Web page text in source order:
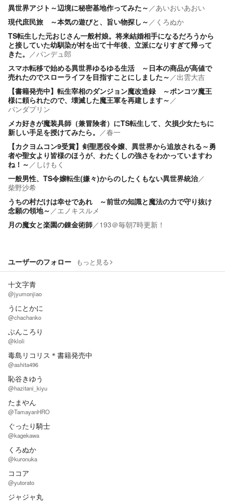
異世界アジト～辺境に秘密基地作ってみた～ ／あいおいあおい
現代庶民旅 ～本気の遊びと、旨い物探し～ ／ くろぬか
TS転生した元おじさん一般村娘。将来結婚相手になるだろうから
と接していた幼馴染が村を出て十年後、立派になりすぎて帰って
きた。 ／パンデュ郎
スマホ転移で始める異世界ゆるゆる生活 ～日本の商品が高値で
売れたのでスローライフを目指すことにしました～ ／出雲大吉
【書籍発売中】転生宰相のダンジョン魔改造録 ～ポンコツ魔王
様に頼られたので、壊滅した魔王軍を再建します～ ／
パンダプリン
メカ好きが魔装具師（兼冒険者）にTS転生して、欠損少女たちに
新しい手足を授けてみたら。 ／春一
【カクヨムコン9受賞】剣聖悪役令嬢、異世界から追放される～勇
者や聖女より皆様のほうが、わたくしの強さをわかっていますわ
ね！～ ／ しけもく
一般男性、TS令嬢転生(嫌々)からのしたくもない異世界統治／
柴野沙希
うちの村だけは幸せであれ ～前世の知識と魔法の力で守り抜け
念願の領地～ ／エノキスルメ
月の魔女と楽園の錬金術師／193＠毎朝7時更新！
ユーザーのフォロー もっと見る
十文字青
@jyumonjiao
うにとかに
@chachanko
ぶんころり
@kloli
毒島リコリス＊書籍発売中
@ashita496
恥谷きゆう
@hazitani_kiyu
たまやん
@TamayanHRO
ぐったり騎士
@kagekawa
くろぬか
@kuronuka
ココア
@yutorato
ジャジャ丸